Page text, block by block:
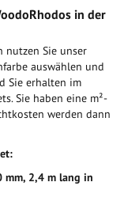
in der
nutzen Sie unser
auswählen und
Sie erhalten im
Sie haben eine m²-
werden dann
mm, 2,4 m lang in